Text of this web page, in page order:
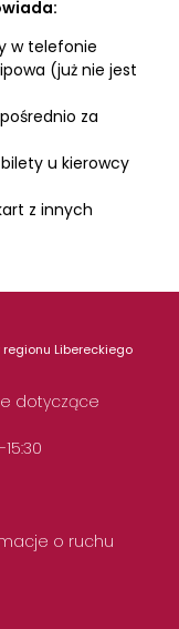
w telefonie
(już nie jest
za
u kierowcy
z innych
Libereckiego
dotyczące
o ruchu